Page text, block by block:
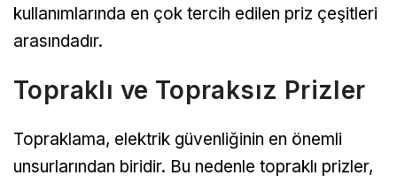
kullanımlarında en çok tercih edilen priz çeşitleri
arasındadır.
Topraklı ve Topraksız Prizler
Topraklama, elektrik güvenliğinin en önemli
unsurlarından biridir. Bu nedenle topraklı prizler,